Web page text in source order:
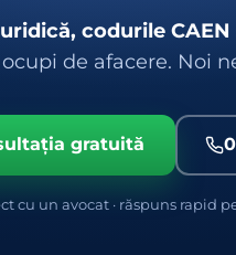
codurile
de afacere. Noi
gratuită
cu un avocat · răspuns rapid